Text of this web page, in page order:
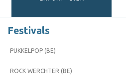
Festivals
PUKKELPOP (BE)
ROCK WERCHTER (BE)